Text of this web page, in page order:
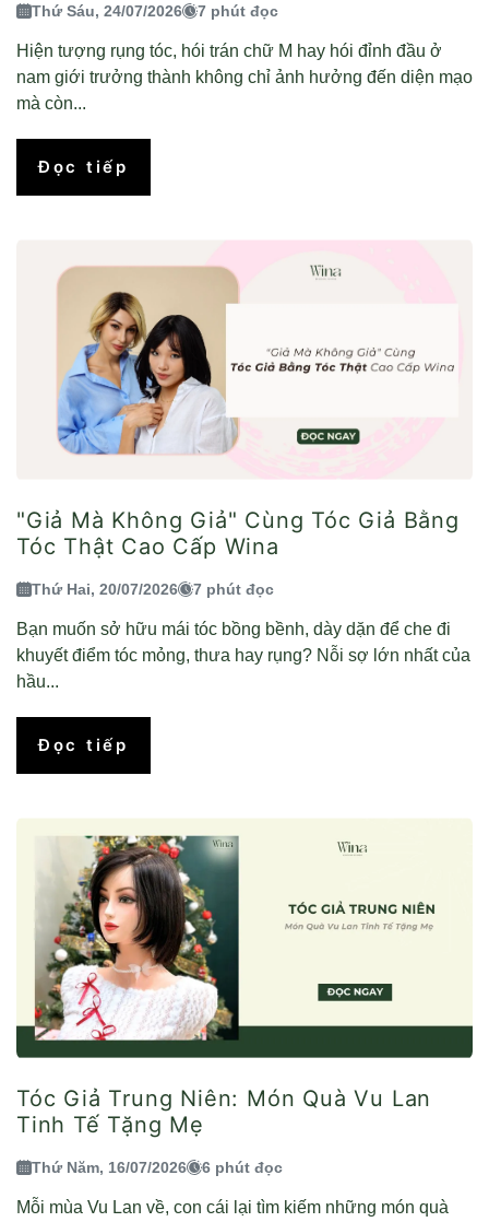
Thứ Sáu, 24/07/2026 7 phút đọc
Hiện tượng rụng tóc, hói trán chữ M hay hói đỉnh đầu ở
nam giới trưởng thành không chỉ ảnh hưởng đến diện mạo
mà còn...
Đọc tiếp
"Giả Mà Không Giả" Cùng Tóc Giả Bằng
Tóc Thật Cao Cấp Wina
Thứ Hai, 20/07/2026 7 phút đọc
Bạn muốn sở hữu mái tóc bồng bềnh, dày dặn để che đi
khuyết điểm tóc mỏng, thưa hay rụng? Nỗi sợ lớn nhất của
hầu...
Đọc tiếp
Tóc Giả Trung Niên: Món Quà Vu Lan
Tinh Tế Tặng Mẹ
Thứ Năm, 16/07/2026 6 phút đọc
Mỗi mùa Vu Lan về, con cái lại tìm kiếm những món quà